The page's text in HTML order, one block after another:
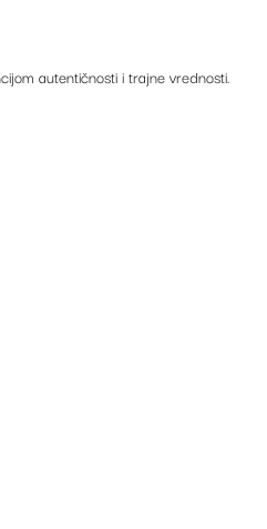
autentičnosti i trajne vrednosti.